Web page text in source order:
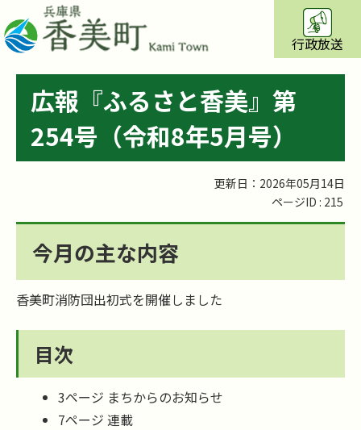
行政放送
広報『ふるさと香美』第
254号（令和8年5月号）
更新日：2026年05月14日
ページID : 215
今月の主な内容
香美町消防団出初式を開催しました
目次
3ページ まちからのお知らせ
7ページ 連載